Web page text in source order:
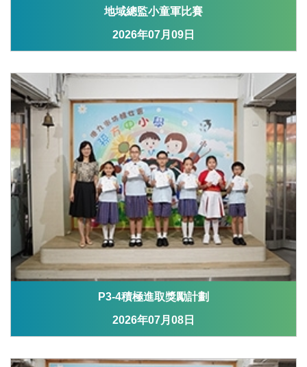
地域總監小童軍比賽
2026年07月09日
P3-4積極進取獎勵計劃
2026年07月08日